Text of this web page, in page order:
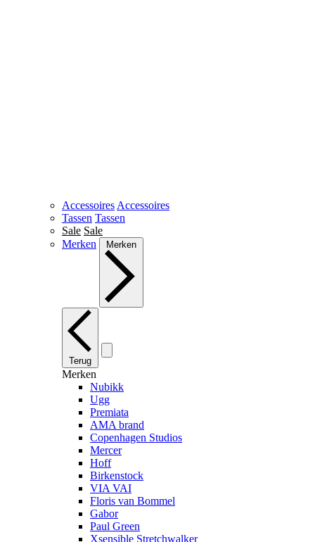
Accessoires Accessoires
Tassen Tassen
Sale Sale
Merken
Merken
Terug
Merken
Nubikk
Ugg
Premiata
AMA brand
Copenhagen Studios
Mercer
Hoff
Birkenstock
VIA VAI
Floris van Bommel
Gabor
Paul Green
Xsensible Stretchwalker